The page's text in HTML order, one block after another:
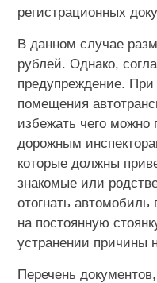
регистрационных
В данном случае
рублей. Однако,
предупреждение. При
помещения
избежать чего можно
дорожным
которые должны
знакомые или
отогнать
на постоянную
устранении причины
Перечень